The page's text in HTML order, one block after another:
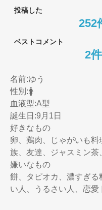
投稿した
252
ベストコメント
2件
名前:ゆう
性別:🚺
血液型:A型
誕生日:9月1日
好きなもの
卵、鶏肉、じゃがいも
族、友達、ジャスミン
嫌いなもの
餅、タピオカ、濃すぎ